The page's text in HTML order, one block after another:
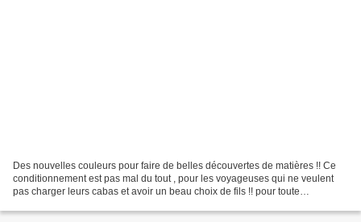
Des nouvelles couleurs pour faire de belles découvertes de matières !! Ce
conditionnement est pas mal du tout , pour les voyageuses qui ne veulent
pas charger leurs cabas et avoir un beau choix de fils !! pour toute